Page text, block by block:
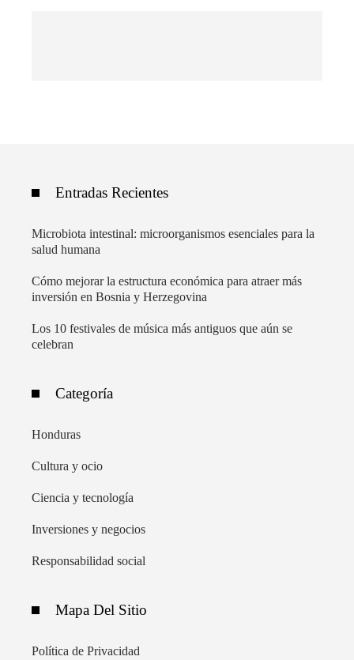
Entradas Recientes
Microbiota intestinal: microorganismos esenciales para la
salud humana
Cómo mejorar la estructura económica para atraer más
inversión en Bosnia y Herzegovina
Los 10 festivales de música más antiguos que aún se
celebran
Categoría
Honduras
Cultura y ocio
Ciencia y tecnología
Inversiones y negocios
Responsabilidad social
Mapa Del Sitio
Política de Privacidad